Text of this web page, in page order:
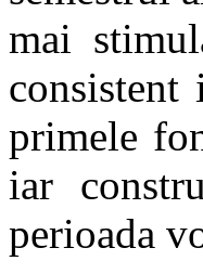
mai
primele
iar
perioada